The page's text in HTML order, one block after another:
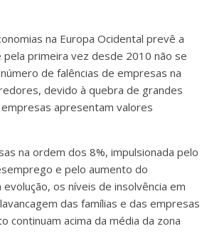
na Europa Ocidental prevê a
pela primeira vez desde 2010 não se
de falências de empresas na
devido à quebra de grandes
apresentam valores
na ordem dos 8%, impulsionada pelo
e pelo aumento do
os níveis de insolvência em
das famílias e das empresas
continuam acima da média da zona